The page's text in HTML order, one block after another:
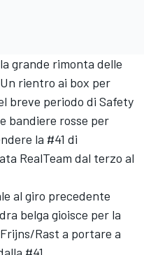
grande rimonta delle
rientro ai box per
breve periodo di Safety
bandiere rosse per
la #41 di
RealTeam dal terzo al
al giro precedente
belga gioisce per la
Rast a portare a